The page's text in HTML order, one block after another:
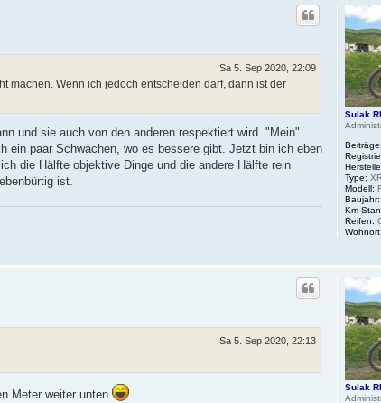
Sulak
Beiträge:
Type:
Modell:
Baujahr:
Km
Reifen:
Wohnort:
Sa 5. Sep 2020, 22:09
machen. Wenn ich jedoch entscheiden darf, dann ist der
und sie auch von den anderen respektiert wird. "Mein"
ein paar Schwächen, wo es bessere gibt. Jetzt bin ich eben
die Hälfte objektive Dinge und die andere Hälfte rein
ist.
Sulak
Sa 5. Sep 2020, 22:13
Meter weiter unten